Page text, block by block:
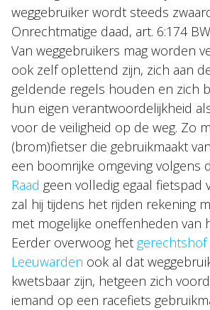
weggebruiker wordt steeds
Onrechtmatige daad, art. 6:174
Van weggebruikers mag worden
ook zelf oplettend zijn, zich aan
geldende regels houden en zich
hun eigen verantwoordelijkheid
voor de veiligheid op de weg. Zo
(brom)fietser die gebruikmaakt
een boomrijke omgeving volgens
Raad geen volledig egaal fietspad
zal hij tijdens het rijden rekening
met mogelijke oneffenheden van
Eerder overwoog het gerechtshof
Leeuwarden ook al dat
kwetsbaar zijn, hetgeen zich
iemand op een racefiets